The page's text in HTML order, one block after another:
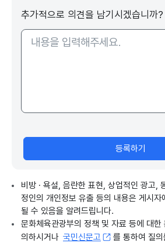
추가적으로 의견을 남기시겠습니까?
등록하기
비방 · 욕설, 음란한 표현, 상업적인 광고,
정인의 개인정보 유출 등의 내용은 게시자
될 수 있음을 알려드립니다.
문화체육관광부의 정책 및 자료 등에 대
의하시거나 국민신문고 를 통하여 질